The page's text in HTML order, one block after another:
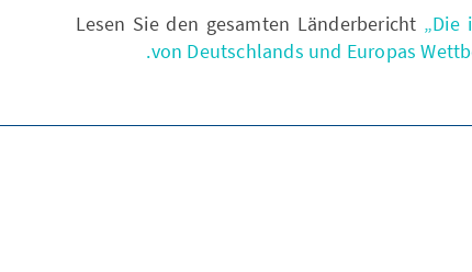
Lesen Sie den gesamten Länderbericht „Die
von Deutschlands und Europas